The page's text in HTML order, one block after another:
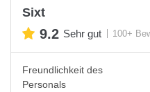
Sixt
9.2 Sehr gut 100+
Freundlichkeit des
Personals